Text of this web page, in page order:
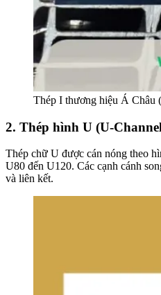
Thép I thương hiệu Á Châu
2. Thép hình U (U-
Thép chữ U được cán nóng theo
U80 đến U120. Các cạnh cánh
và liên kết.